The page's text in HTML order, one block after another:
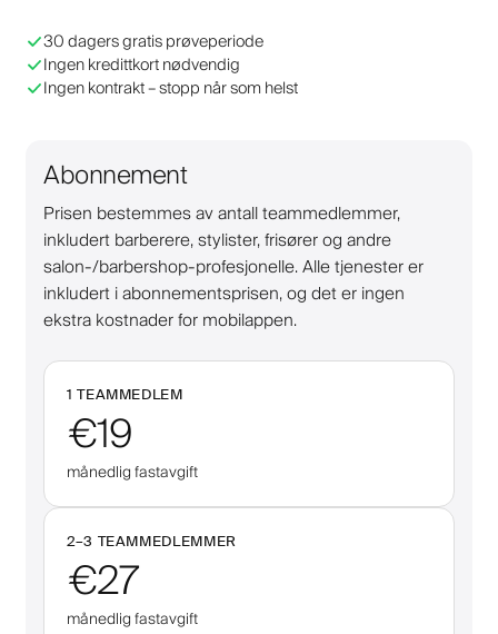
30 dagers gratis prøveperiode
Ingen kredittkort nødvendig
Ingen kontrakt – stopp når som helst
Abonnement
Prisen bestemmes av antall teammedlemmer,
inkludert barberere, stylister, frisører og andre
salon-/barbershop-profesjonelle. Alle tjenester er
inkludert i abonnementsprisen, og det er ingen
ekstra kostnader for mobilappen.
1 TEAMMEDLEM
€19
månedlig fastavgift
2–3 TEAMMEDLEMMER
€27
månedlig fastavgift